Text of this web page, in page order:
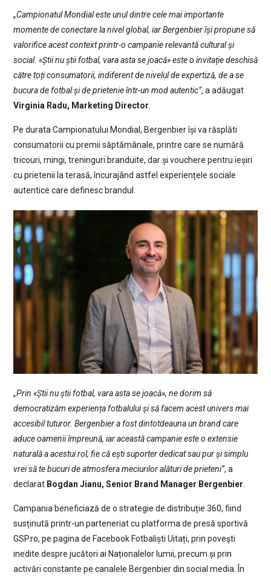
„Campionatul Mondial este unul dintre cele mai importante
momente de conectare la nivel global, iar Bergenbier își propune să
valorifice acest context printr-o campanie relevantă cultural și
social. «Știi nu știi fotbal, vara asta se joacă» este o invitație deschisă
către toți consumatorii, indiferent de nivelul de expertiză, de a se
bucura de fotbal și de prietenie într-un mod autentic”, a adăugat
Virginia Radu, Marketing Director.
Pe durata Campionatului Mondial, Bergenbier își va răsplăti
consumatorii cu premii săptămânale, printre care se numără
tricouri, mingi, treninguri branduite, dar și vouchere pentru ieșiri
cu prietenii la terasă, încurajând astfel experiențele sociale
autentice care definesc brandul.
„Prin «Știi nu știi fotbal, vara asta se joacă», ne dorim să
democratizăm experiența fotbalului și să facem acest univers mai
accesibil tuturor. Bergenbier a fost dintotdeauna un brand care
aduce oamenii împreună, iar această campanie este o extensie
naturală a acestui rol, fie că ești suporter dedicat sau pur și simplu
vrei să te bucuri de atmosfera meciurilor alături de prieteni”, a
declarat Bogdan Jianu, Senior Brand Manager Bergenbier
Campania beneficiază de o strategie de distribuție 360, fiind
susținută printr-un parteneriat cu platforma de presă sportivă
GSP.ro, pe pagina de Facebook Fotbaliști Uitați, prin povești
inedite despre jucători ai Naționalelor lumii, precum și prin
activări constante pe canalele Bergenbier din social media. În